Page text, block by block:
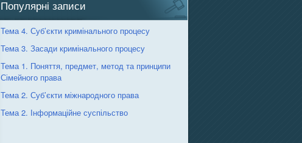
Популярні записи
Тема 4. Суб’єкти кримінального процесу
Тема 3. Засади кримінального процесу
Тема 1. Поняття, предмет, метод та принципи
Сімейного права
Тема 2. Суб’єкти міжнародного права
Тема 2. Інформаційне суспільство